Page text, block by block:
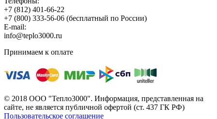
+7 (812) 401-66-22
+7 (800) 333-56-06 (бесплатный по России)
E-mail:
info@teplo3000.ru
Принимаем к оплате
© 2018 ООО "Тепло3000". Информация, представленная на
сайте, не является публичной офертой (ст. 437 ГК РФ)
Пользовательское соглашение